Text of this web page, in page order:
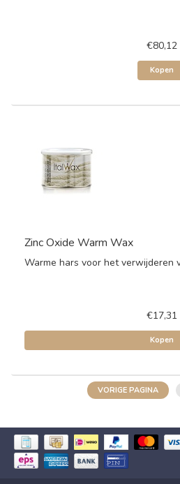
€80,12
Kopen
Zinc Oxide Warm Wax
Warme hars voor het verwijderen
€17,31
Kopen
VORIGE PAGINA